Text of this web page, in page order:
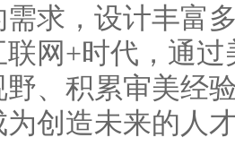
需求，设计丰富
网+时代，通
野、积累审美经
创造未来的人